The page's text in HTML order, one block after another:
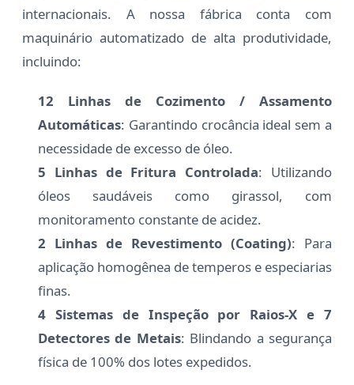
internacionais. A nossa fábrica conta com
maquinário automatizado de alta produtividade,
incluindo:
12 Linhas de Cozimento / Assamento
Automáticas: Garantindo crocância ideal sem a
necessidade de excesso de óleo.
5 Linhas de Fritura Controlada: Utilizando
óleos saudáveis como girassol, com
monitoramento constante de acidez.
2 Linhas de Revestimento (Coating): Para
aplicação homogênea de temperos e especiarias
finas.
4 Sistemas de Inspeção por Raios-X e 7
Detectores de Metais: Blindando a segurança
física de 100% dos lotes expedidos.